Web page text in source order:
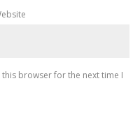
this browser for the next time I